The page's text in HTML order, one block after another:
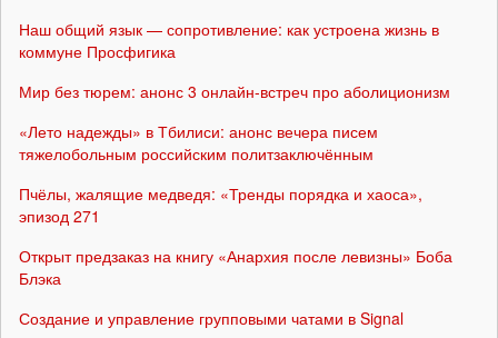
Наш общий язык — сопротивление: как устроена жизнь в
коммуне Просфигика
Мир без тюрем: анонс 3 онлайн-встреч про аболиционизм
«Лето надежды» в Тбилиси: анонс вечера писем
тяжелобольным российским политзаключённым
Пчёлы, жалящие медведя: «Тренды порядка и хаоса»,
эпизод 271
Открыт предзаказ на книгу «Анархия после левизны» Боба
Блэка
Создание и управление групповыми чатами в Signal